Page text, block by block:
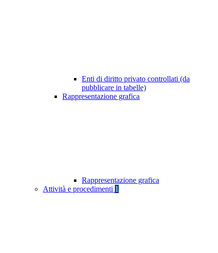
Enti di diritto privato controllati (da
pubblicare in tabelle)
Rappresentazione grafica
Rappresentazione grafica
Attività e procedimenti 1